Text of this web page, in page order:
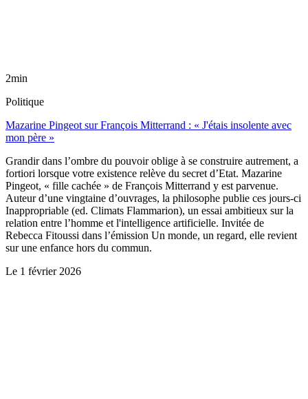
2min
Politique
Mazarine Pingeot sur François Mitterrand : « J'étais insolente avec
mon père »
Grandir dans l’ombre du pouvoir oblige à se construire autrement, a
fortiori lorsque votre existence relève du secret d’Etat. Mazarine
Pingeot, « fille cachée » de François Mitterrand y est parvenue.
Auteur d’une vingtaine d’ouvrages, la philosophe publie ces jours-ci
Inappropriable (ed. Climats Flammarion), un essai ambitieux sur la
relation entre l’homme et l'intelligence artificielle. Invitée de
Rebecca Fitoussi dans l’émission Un monde, un regard, elle revient
sur une enfance hors du commun.
Le 1 février 2026